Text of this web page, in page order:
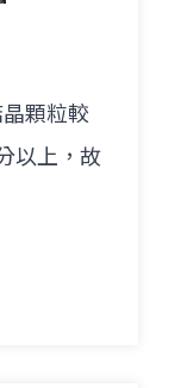
顆粒較
以上，故